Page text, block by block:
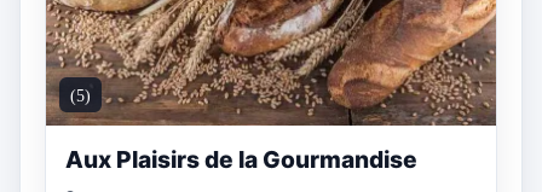
(5)
Aux Plaisirs de la Gourmandise